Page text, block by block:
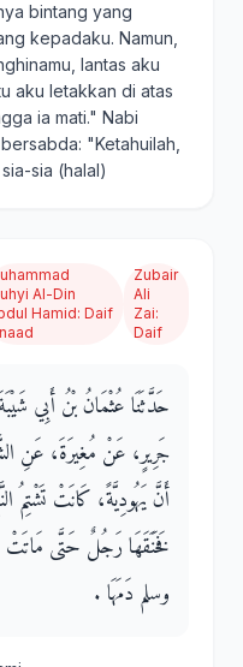
bintang yang
kepadaku. Namun,
lantas aku
aku letakkan di atas
ia mati." Nabi
"Ketahuilah,
sia (halal)
Al-Din
Hamid: Daif
Zubair
Ali
Zai:
Daif
حَدَّثَنَا عُثْمَانُ بْنُ أَبِي
جَرِيرٍ، عَنْ مُغِيرَةَ، عَنِ
أَنَّ يَهُودِيَّةً، كَانَتْ تَشْتِمُ
فَخَنَقَهَا رَجُلٌ حَتَّى مَاتَتْ
وسلم دَمَهَا ‏.‏